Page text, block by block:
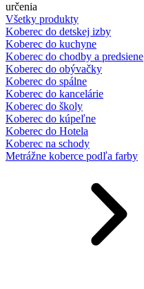
určenia
Všetky produkty
Koberec do detskej izby
Koberec do kuchyne
Koberec do chodby a predsiene
Koberec do obývačky
Koberec do spálne
Koberec do kancelárie
Koberec do školy
Koberec do kúpeľne
Koberec do Hotela
Koberec na schody
Metrážne koberce podľa farby